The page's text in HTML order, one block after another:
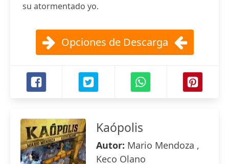
su atormentado yo.
Opciones de Descarga
Kaópolis
Autor: Mario Mendoza ,
Keco Olano